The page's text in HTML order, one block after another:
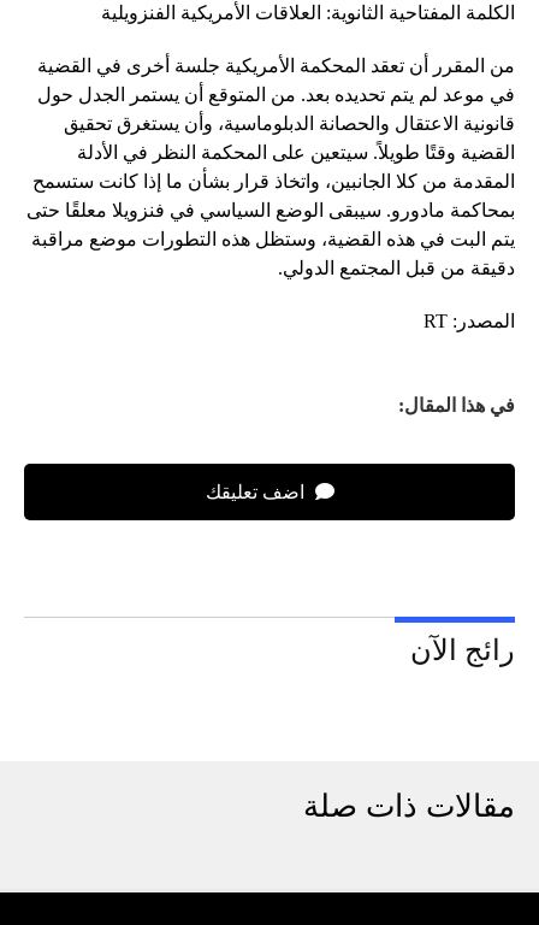
الكلمة المفتاحية الثانوية: العلاقات الأمريكية الفنزويلية
من المقرر أن تعقد المحكمة الأمريكية جلسة أخرى في القضية
في موعد لم يتم تحديده بعد. من المتوقع أن يستمر الجدل حول
قانونية الاعتقال والحصانة الدبلوماسية، وأن يستغرق تحقيق
القضية وقتًا طويلاً. سيتعين على المحكمة النظر في الأدلة
المقدمة من كلا الجانبين، واتخاذ قرار بشأن ما إذا كانت ستسمح
بمحاكمة مادورو. سيبقى الوضع السياسي في فنزويلا معلقًا حتى
يتم البت في هذه القضية، وستظل هذه التطورات موضع مراقبة
دقيقة من قبل المجتمع الدولي.
المصدر: RT
في هذا المقال:
اضف تعليقك
رائج الآن
مقالات ذات صلة